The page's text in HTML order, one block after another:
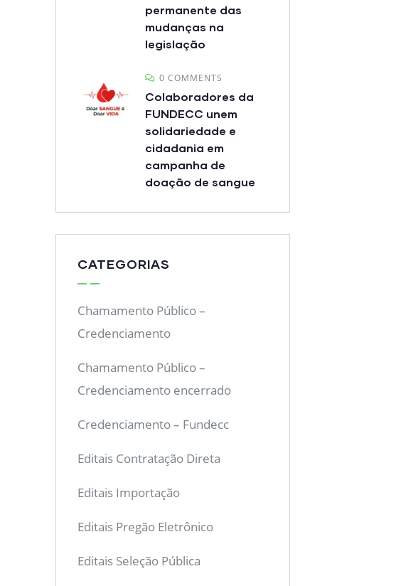
permanente das
mudanças na
legislação
0 COMMENTS
Colaboradores da
FUNDECC unem
solidariedade e
cidadania em
campanha de
doação de sangue
CATEGORIAS
Chamamento Público –
Credenciamento
Chamamento Público –
Credenciamento encerrado
Credenciamento – Fundecc
Editais Contratação Direta
Editais Importação
Editais Pregão Eletrônico
Editais Seleção Pública